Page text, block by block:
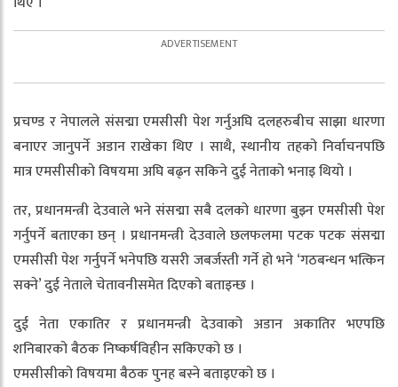
प्रचण्ड र नेपालले संसद्मा एमसीसी पेश गर्नुअघि दलहरुबीच साझा धारणा
बनाएर जानुपर्ने अडान राखेका थिए । साथै, स्थानीय तहको निर्वाचनपछि
मात्र एमसीसीको विषयमा अघि बढ्न सकिने दुई नेताको भनाइ थियो ।
तर, प्रधानमन्त्री देउवाले भने संसद्मा सबै दलको धारणा बुझ्न एमसीसी पेश
गर्नुपर्ने बताएका छन् । प्रधानमन्त्री देउवाले छलफलमा पटक पटक संसद्मा
एमसीसी पेश गर्नुपर्ने भनेपछि यसरी जबर्जस्ती गर्ने हो भने ‘गठबन्धन भत्किन
सक्ने’ दुई नेताले चेतावनीसमेत दिएको बताइन्छ ।
दुई नेता एकातिर र प्रधानमन्त्री देउवाको अडान अकातिर भएपछि
शनिबारको बैठक निष्कर्षविहीन सकिएको छ ।
एमसीसीको विषयमा बैठक पुनह बस्ने बताइएको छ ।